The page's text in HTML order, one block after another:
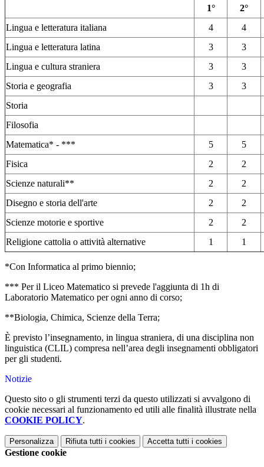
1°
2°
Lingua e letteratura italiana
4
4
Lingua e letteratura latina
3
3
Lingua e cultura straniera
3
3
Storia e geografia
3
3
Storia
Filosofia
Matematica* - ***
5
5
Fisica
2
2
Scienze naturali**
2
2
Disegno e storia dell'arte
2
2
Scienze motorie e sportive
2
2
Religione cattolia o attività alternative
1 1
*Con Informatica al primo biennio;
*** Per il Liceo Matematico si prevede l'aggiunta di 1h di
Laboratorio Matematico per ogni anno di corso;
**Biologia, Chimica, Scienze della Terra;
È previsto l’insegnamento, in lingua straniera, di una disciplina non
linguistica (CLIL) compresa nell’area degli insegnamenti obbligatori
per gli studenti.
Notizie
Questo sito o gli strumenti terzi da questo utilizzati si avvalgono di
cookie necessari al funzionamento ed utili alle finalità illustrate nella
COOKIE POLICY.
Personalizza Rifiuta tutti i cookies Accetta tutti i cookies
Gestione cookie